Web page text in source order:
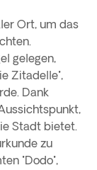
Ort, um das
gelegen,
Zitadelle",
Dank
Stadt bietet.
zu
"Dodo",